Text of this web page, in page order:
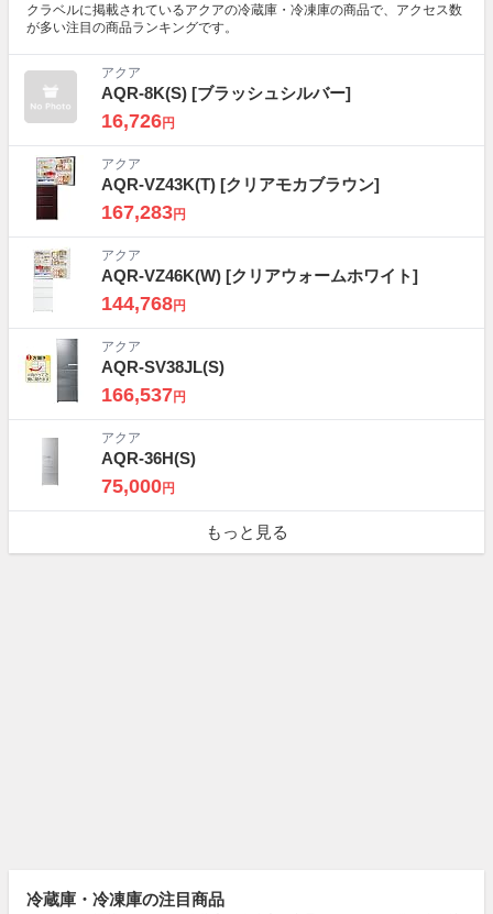
クラベルに掲載されているアクアの冷蔵庫・冷凍庫の商品で、アクセス数
が多い注目の商品ランキングです。
アクア
AQR-8K(S) [ブラッシュシルバー]
16,726円
アクア
AQR-VZ43K(T) [クリアモカブラウン]
167,283円
アクア
AQR-VZ46K(W) [クリアウォームホワイト]
144,768円
アクア
AQR-SV38JL(S)
166,537円
アクア
AQR-36H(S)
75,000円
もっと見る
冷蔵庫・冷凍庫の注目商品